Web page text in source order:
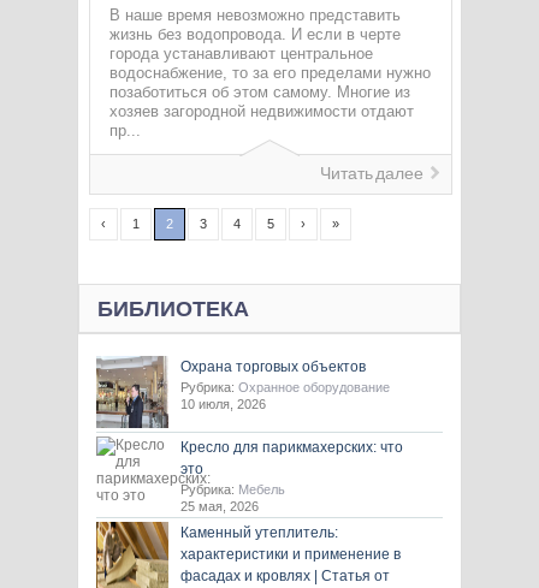
В наше время невозможно представить
жизнь без водопровода. И если в черте
города устанавливают центральное
водоснабжение, то за его пределами нужно
позаботиться об этом самому. Многие из
хозяев загородной недвижимости отдают
пр...
Читать далее
‹ 1 2 3 4 5 › »
БИБЛИОТЕКА
Охрана торговых объектов
Рубрика: Охранное оборудование
10 июля, 2026
Кресло для парикмахерских: что
это
Рубрика: Мебель
25 мая, 2026
Каменный утеплитель:
характеристики и применение в
фасадах и кровлях | Статья от